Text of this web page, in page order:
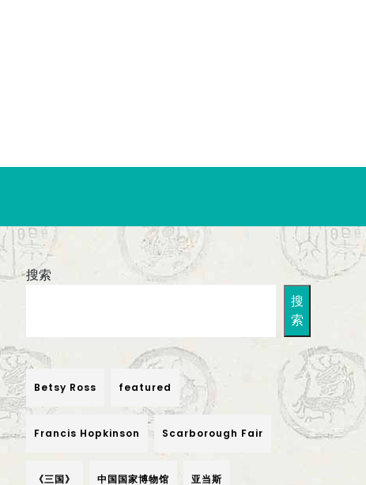
搜索
搜
索
Betsy Ross featured
Francis Hopkinson Scarborough Fair
《三国》 中国国家博物馆 亚当斯